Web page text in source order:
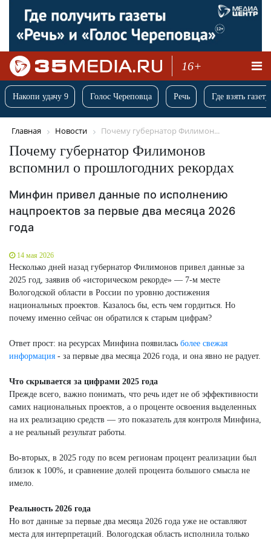
16+
Накопи удачу 9 Голос Череповца Речь Где взять
Главная Новости Почему губернатор Филимон...
Почему губернатор Филимонов
вспомнил о прошлогодних рекордах
Минфин привел данные по исполнению
нацпроектов за первые два месяца 2026
года
14 мая 2026
Несколько дней назад губернатор Филимонов привел данные за
2025 год, заявив об «историческом рекорде» — 7-м месте
Вологодской области в России по уровню достижения
национальных проектов. Казалось бы, есть чем гордиться. Но
почему именно сейчас он обратился к старым цифрам?
Ответ прост: на ресурсах Минфина появилась более свежая
информация - за первые два месяца 2026 года, и она явно не радует.
Что скрывается за цифрами 2025 года
Прежде всего, важно понимать, что речь идет не об эффективности
самих национальных проектов, а о проценте освоения выделенных
на их реализацию средств — это показатель для контроля Минфина,
а не реальный результат работы.
Во-вторых, в 2025 году по всем регионам процент реализации был
близок к 100%, и сравнение долей процента большого смысла не
имело.
Реальность 2026 года
Но вот данные за первые два месяца 2026 года уже не оставляют
места для интерпретаций. Вологодская область исполнила только